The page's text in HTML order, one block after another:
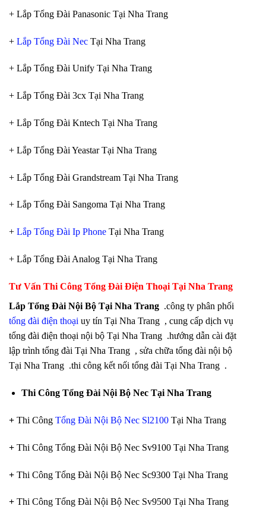
+ Lắp Tổng Đài Panasonic Tại Nha Trang
+ Lắp Tổng Đài Nec Tại Nha Trang
+ Lắp Tổng Đài Unify Tại Nha Trang
+ Lắp Tổng Đài 3cx Tại Nha Trang
+ Lắp Tổng Đài Kntech Tại Nha Trang
+ Lắp Tổng Đài Yeastar Tại Nha Trang
+ Lắp Tổng Đài Grandstream Tại Nha Trang
+ Lắp Tổng Đài Sangoma Tại Nha Trang
+ Lắp Tổng Đài Ip Phone Tại Nha Trang
+ Lắp Tổng Đài Analog Tại Nha Trang
Tư Vấn Thi Công Tổng Đài Điện Thoại Tại Nha Trang
Lắp Tổng Đài Nội Bộ Tại Nha Trang .công ty phân phối
tổng đài điện thoại uy tín Tại Nha Trang , cung cấp dịch vụ
tổng đài điện thoại nội bộ Tại Nha Trang .hướng dẫn cài đặt
lập trình tổng đài Tại Nha Trang , sửa chữa tổng đài nội bộ
Tại Nha Trang .thi công kết nối tổng đài Tại Nha Trang .
Thi Công Tổng Đài Nội Bộ Nec Tại Nha Trang
+ Thi Công Tổng Đài Nội Bộ Nec Sl2100 Tại Nha Trang
+ Thi Công Tổng Đài Nội Bộ Nec Sv9100 Tại Nha Trang
+ Thi Công Tổng Đài Nội Bộ Nec Sc9300 Tại Nha Trang
+ Thi Công Tổng Đài Nội Bộ Nec Sv9500 Tại Nha Trang